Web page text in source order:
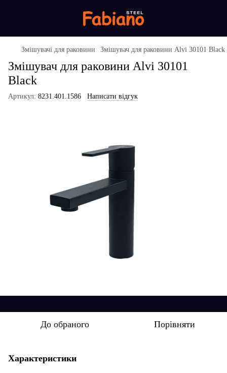
Змішувачі для раковини Змішувач для раковини Alvi 30101 Black
Змішувач для раковини Alvi 30101
Black
Артикул: 8231.401.1586 Написати відгук
До обраного Порівняти
Характеристики